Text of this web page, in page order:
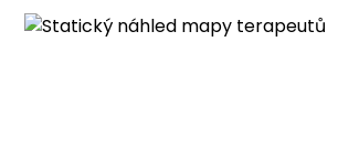
Terapie poruch příjmu potravy